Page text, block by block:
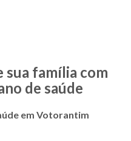
família com
de saúde
em Votorantim